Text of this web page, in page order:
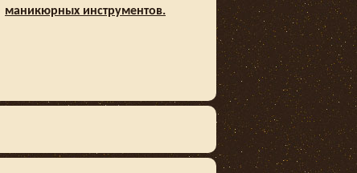
маникюрных инструментов.